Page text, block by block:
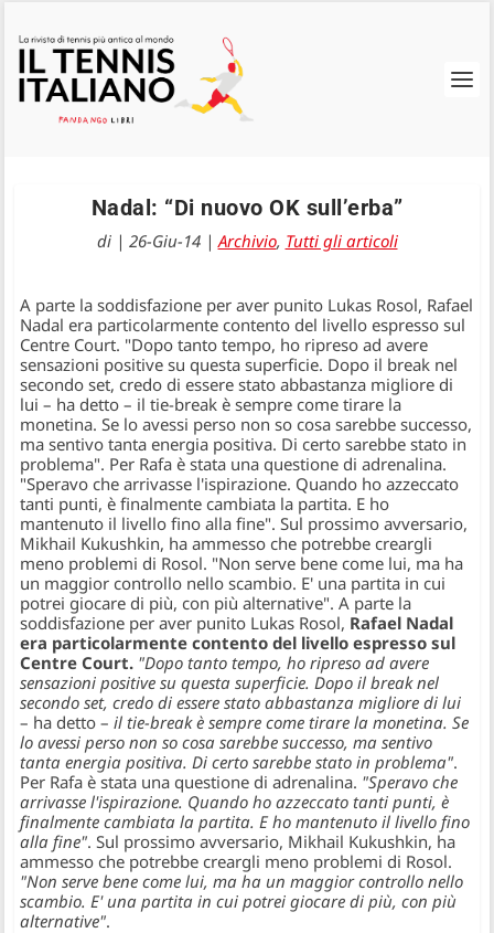
Nadal: “Di nuovo OK sull’erba”
di | 26-Giu-14|Archivio, Tutti gli articoli
A parte la soddisfazione per aver punito Lukas Rosol, Rafael
Nadal era particolarmente contento del livello espresso sul
Centre Court. "Dopo tanto tempo, ho ripreso ad avere
sensazioni positive su questa superficie. Dopo il break nel
secondo set, credo di essere stato abbastanza migliore di
lui – ha detto – il tie-break è sempre come tirare la
monetina. Se lo avessi perso non so cosa sarebbe successo,
ma sentivo tanta energia positiva. Di certo sarebbe stato in
problema". Per Rafa è stata una questione di adrenalina.
"Speravo che arrivasse l'ispirazione. Quando ho azzeccato
tanti punti, è finalmente cambiata la partita. E ho
mantenuto il livello fino alla fine". Sul prossimo avversario,
Mikhail Kukushkin, ha ammesso che potrebbe creargli
meno problemi di Rosol. "Non serve bene come lui, ma ha
un maggior controllo nello scambio. E' una partita in cui
potrei giocare di più, con più alternative".A parte la
soddisfazione per aver punito Lukas Rosol, Rafael Nadal
era particolarmente contento del livello espresso sul
Centre Court. "Dopo tanto tempo, ho ripreso ad avere
sensazioni positive su questa superficie. Dopo il break nel
secondo set, credo di essere stato abbastanza migliore di lui
– ha detto –il tie-break è sempre come tirare la monetina. Se
lo avessi perso non so cosa sarebbe successo, ma sentivo
tanta energia positiva. Di certo sarebbe stato in problema".
Per Rafa è stata una questione di adrenalina. "Speravo che
arrivasse l'ispirazione. Quando ho azzeccato tanti punti, è
finalmente cambiata la partita. E ho mantenuto il livello fino
alla fine". Sul prossimo avversario, Mikhail Kukushkin, ha
ammesso che potrebbe creargli meno problemi di Rosol.
"Non serve bene come lui, ma ha un maggior controllo nello
scambio. E' una partita in cui potrei giocare di più, con più
alternative".